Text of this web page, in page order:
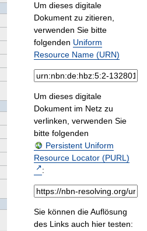
Um dieses digitale
Dokument zu zitieren,
verwenden Sie bitte
folgenden Uniform
Resource Name (URN)
Um dieses digitale
Dokument im Netz zu
verlinken, verwenden Sie
bitte folgenden
Persistent Uniform
Resource Locator (PURL)
:
Sie können die Auflösung
des Links auch hier testen: